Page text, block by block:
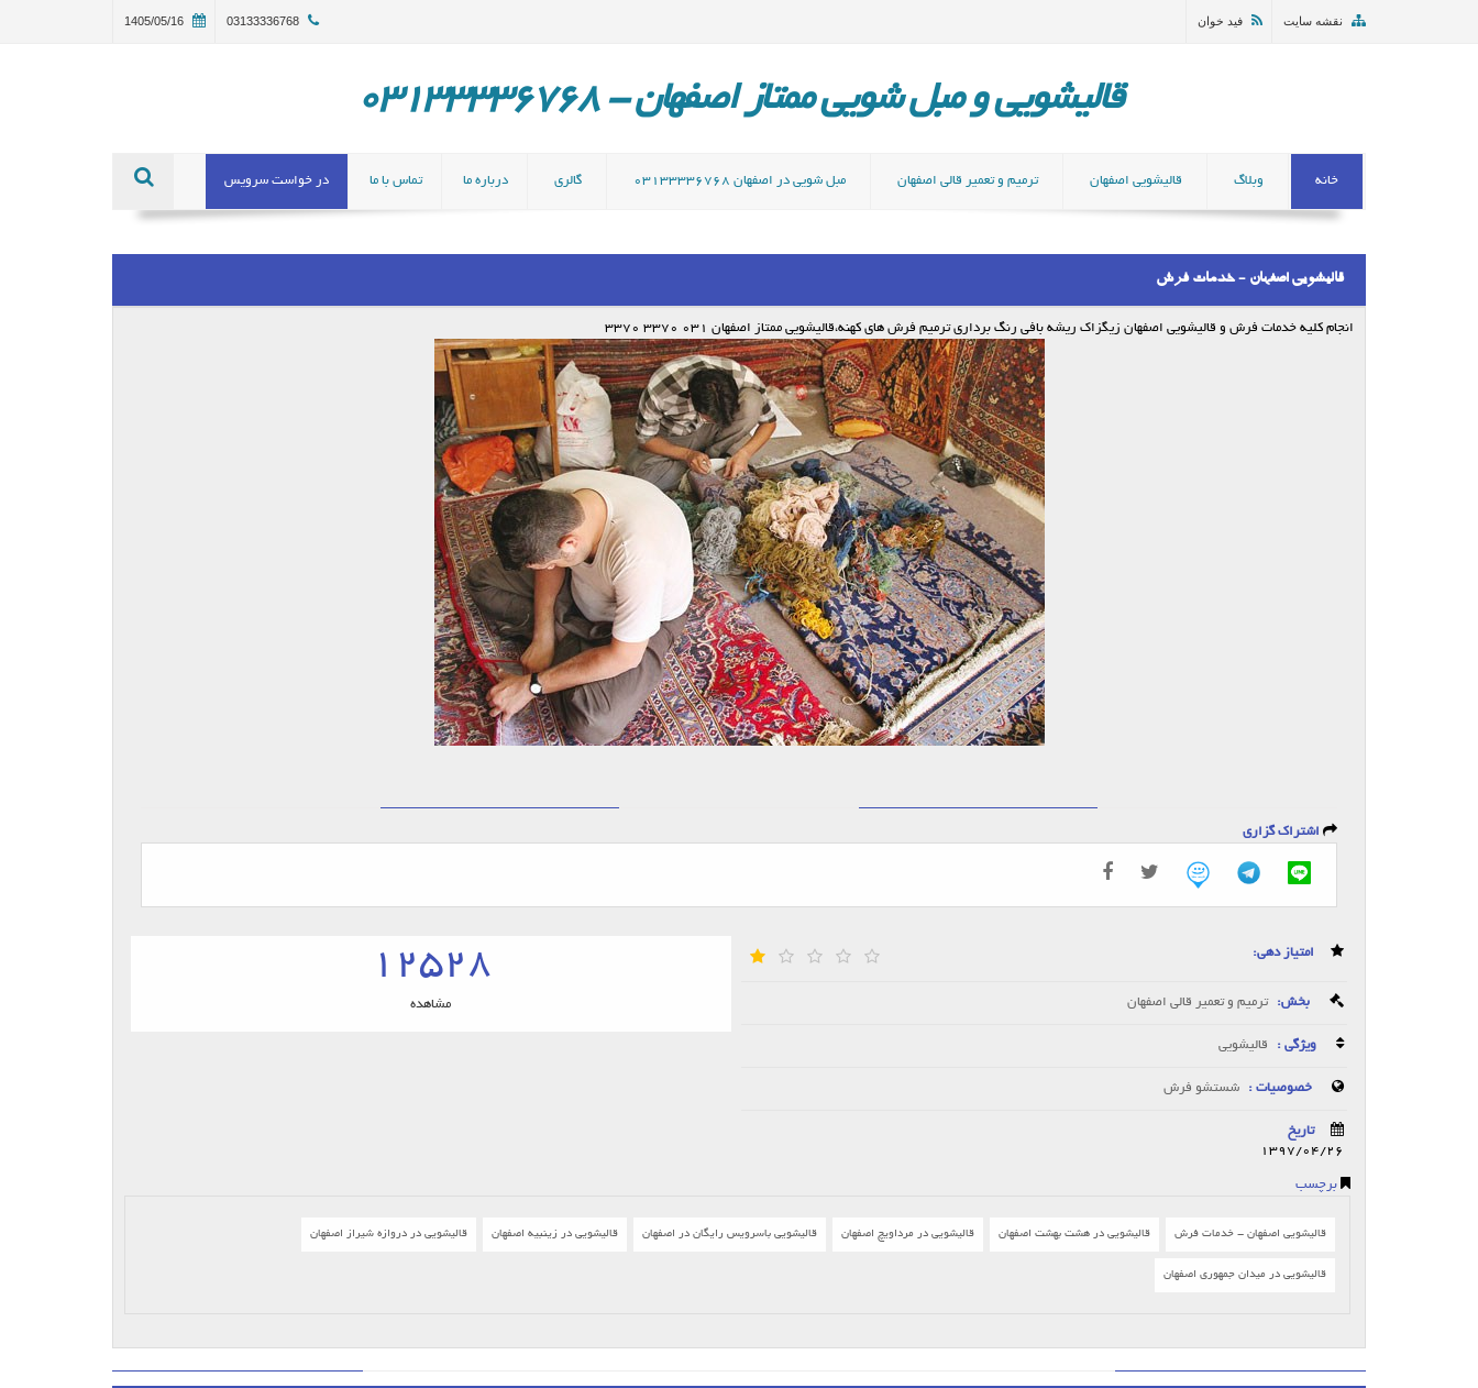
03133336768
1405/05/16 نقشه سایت فید خوان
قالیشویی و مبل شویی ممتاز اصفهان - 03133336768
خانه وبلاگ قالیشویی اصفهان ترمیم و تعمیر قالی اصفهان مبل شویی در اصفهان 03133336768 گالری درباره ما تماس با ما در خواست سرویس
قالیشویی اصفهان - خدمات فرش
انجام کلیه خدمات فرش و قالیشویی اصفهان زیگزاک ریشه بافی رنگ برداری ترمیم فرش های کهنه،قالیشویی ممتاز اصفهان 031 3370 3370
اشتراک گزاری
امتیاز دهی:
بخش: ترمیم و تعمیر قالی اصفهان
ویژگی : قالیشویی
خصوصیات : شستشو فرش
تاریخ
1397/04/26
12528
مشاهده
برچسب
قالیشویی اصفهان - خدمات فرش قالیشویی در هشت بهشت اصفهان قالیشویی در مرداویچ اصفهان قالیشویی باسرویس رایگان در اصفهان قالیشویی در زینبیه اصفهان قالیشویی در دروازه شیراز اصفهان
قالیشویی در میدان جمهوری اصفهان